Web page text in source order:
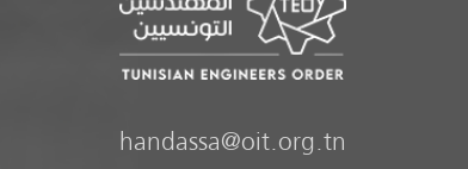
handassa@oit.org.tn